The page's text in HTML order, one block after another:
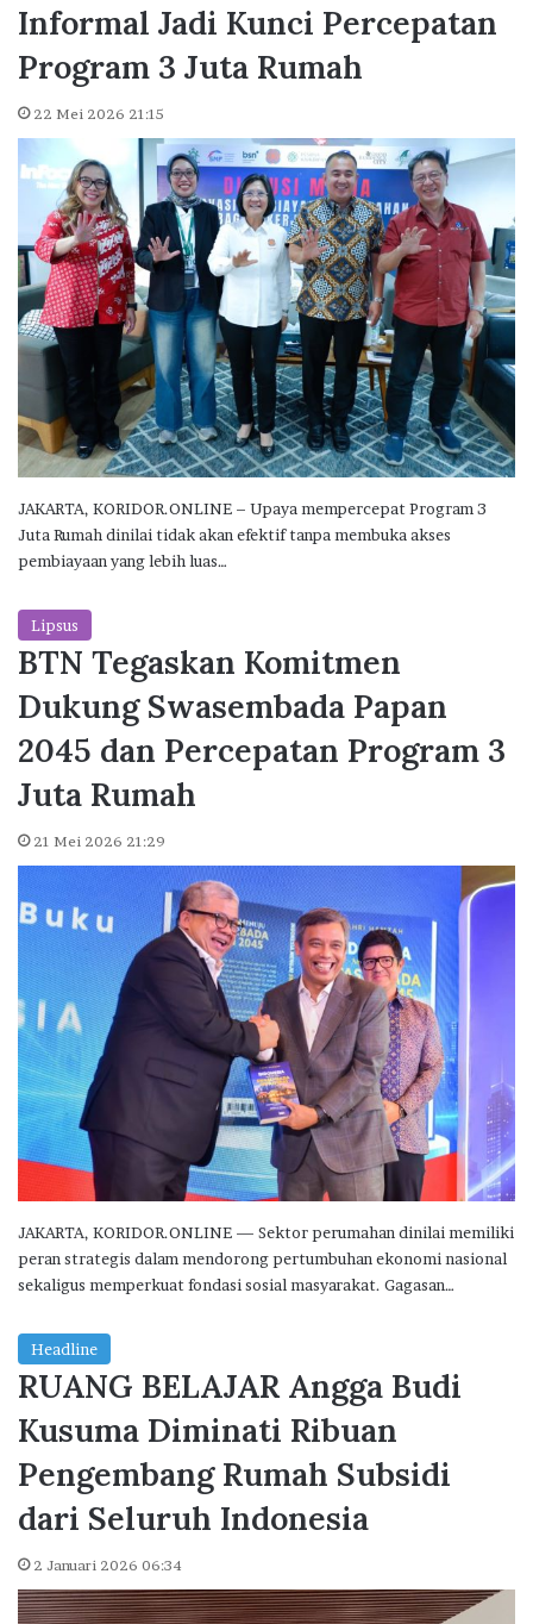
Informal Jadi Kunci Percepatan
Program 3 Juta Rumah
22 Mei 2026 21:15
JAKARTA, KORIDOR.ONLINE – Upaya mempercepat Program 3
Juta Rumah dinilai tidak akan efektif tanpa membuka akses
pembiayaan yang lebih luas…
Lipsus
BTN Tegaskan Komitmen
Dukung Swasembada Papan
2045 dan Percepatan Program 3
Juta Rumah
21 Mei 2026 21:29
JAKARTA, KORIDOR.ONLINE — Sektor perumahan dinilai memiliki
peran strategis dalam mendorong pertumbuhan ekonomi nasional
sekaligus memperkuat fondasi sosial masyarakat. Gagasan…
Headline
RUANG BELAJAR Angga Budi
Kusuma Diminati Ribuan
Pengembang Rumah Subsidi
dari Seluruh Indonesia
2 Januari 2026 06:34